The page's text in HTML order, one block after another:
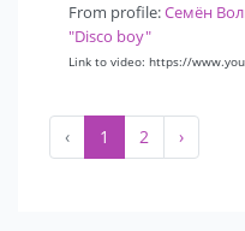
From profile:Семён
"Disco boy"
Link to video: https://
‹ 1 2 ›